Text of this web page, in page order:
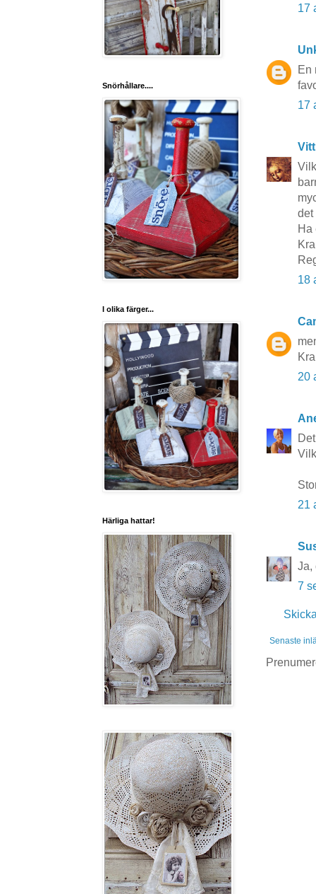
17
En
17
det
Ha
18
20
21
Ja,
7
Senaste
Snörhållare....
I olika färger...
Härliga hattar!